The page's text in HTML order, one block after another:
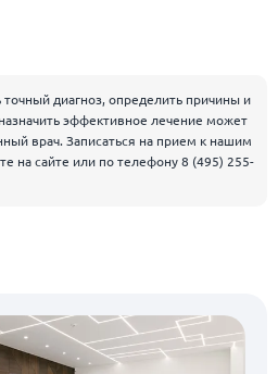
точный диагноз, определить причины и
эффективное лечение может
врач. Записаться на прием к нашим
на сайте или по телефону8 (495) 255-